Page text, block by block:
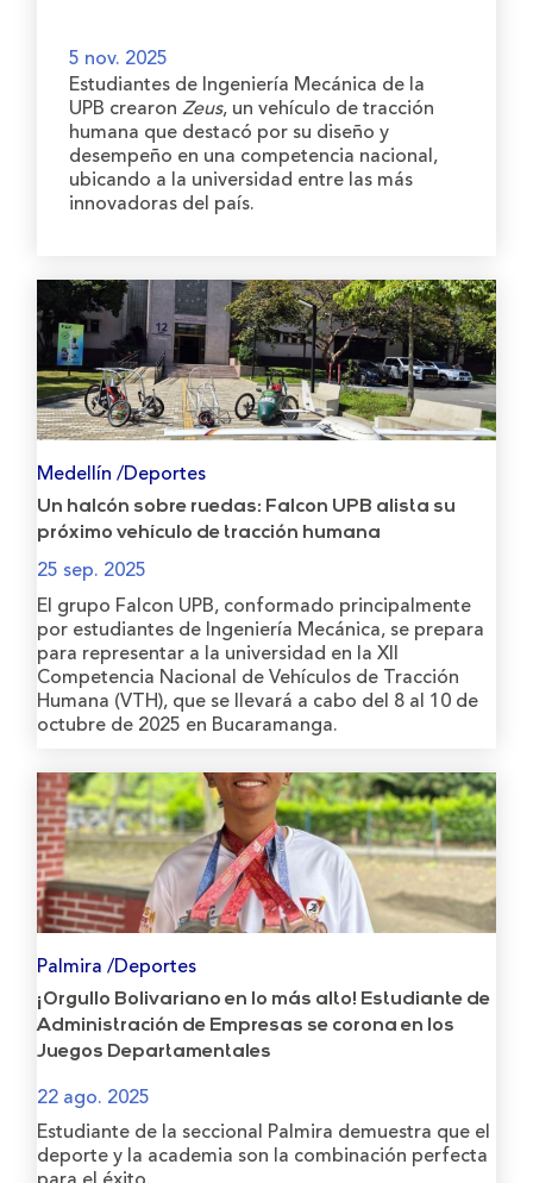
5 nov. 2025
Estudiantes de Ingeniería Mecánica de la
UPB crearonZeus, un vehículo de tracción
humana que destacó por su diseño y
desempeño en una competencia nacional,
ubicando a la universidad entre las más
innovadoras del país.
Medellín /Deportes
Un halcón sobre ruedas: Falcon UPB alista su
próximo vehículo de tracción humana
25 sep. 2025
El grupo Falcon UPB, conformado principalmente
por estudiantes de Ingeniería Mecánica, se prepara
para representar a la universidad en la XII
Competencia Nacional de Vehículos de Tracción
Humana (VTH), que se llevará a cabo del 8 al 10 de
octubre de 2025 en Bucaramanga.
Palmira /Deportes
¡Orgullo Bolivariano en lo más alto! Estudiante de
Administración de Empresas se corona en los
Juegos Departamentales
22 ago. 2025
Estudiante de la seccional Palmira demuestra que el
deporte y la academia son la combinación perfecta